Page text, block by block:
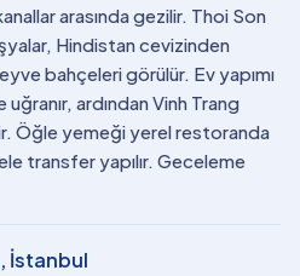
arasında gezilir. Thoi Son
Hindistan cevizinden
bahçeleri görülür. Ev yapımı
ardından Vinh Trang
Öğle yemeği yerel restoranda
transfer yapılır. Geceleme
İstanbul